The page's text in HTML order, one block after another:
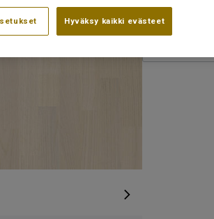
Hyväksy kaikki evästeet